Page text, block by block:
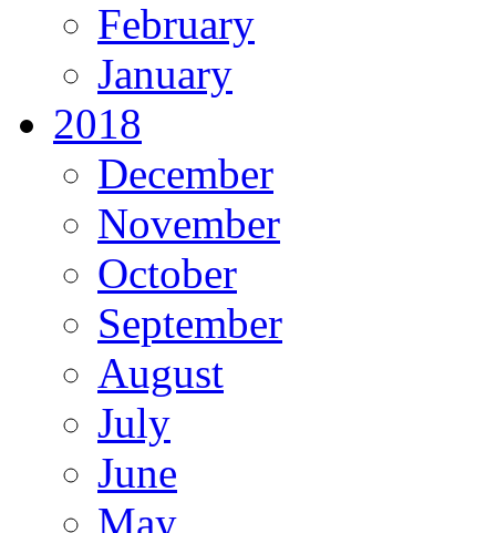
February
January
2018
December
November
October
September
August
July
June
May